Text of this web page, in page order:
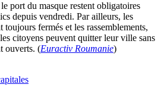
port du masque restent obligatoires
depuis vendredi. Par ailleurs, les
toujours fermés et les rassemblements,
citoyens peuvent quitter leur ville sans
ouverts. (Euractiv Roumanie)